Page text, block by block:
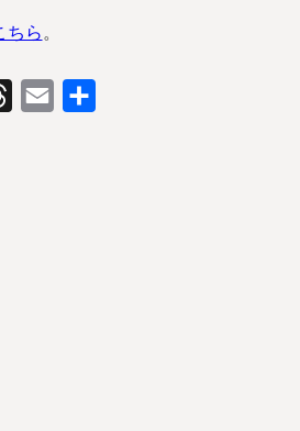
ちら 。
ThreadsEmail